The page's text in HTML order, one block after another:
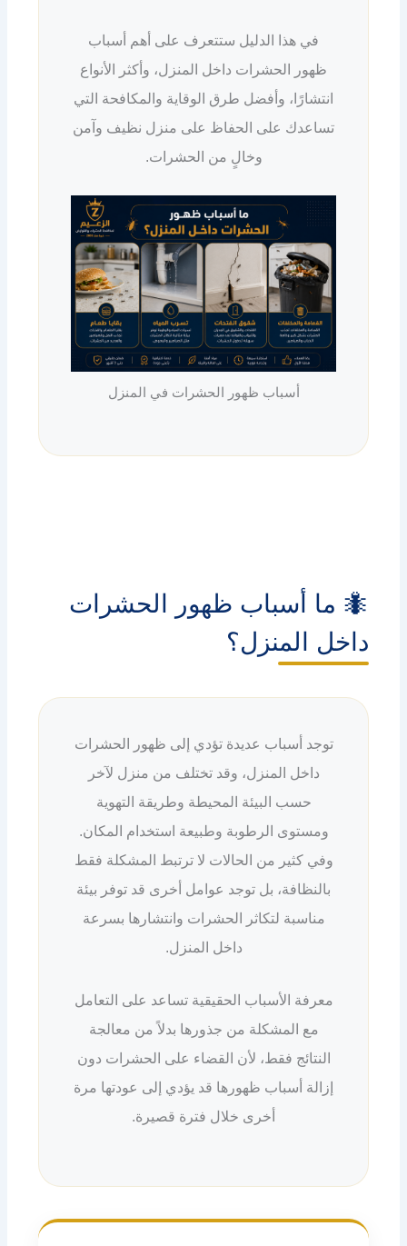
في هذا الدليل ستتعرف على أهم أسباب
ظهور الحشرات داخل المنزل، وأكثر الأنواع
انتشارًا، وأفضل طرق الوقاية والمكافحة التي
تساعدك على الحفاظ على منزل نظيف وآمن
وخالٍ من الحشرات.
أسباب ظهور الحشرات في المنزل
🐜 ما أسباب ظهور الحشرات
داخل المنزل؟
توجد أسباب عديدة تؤدي إلى ظهور الحشرات
داخل المنزل، وقد تختلف من منزل لآخر
حسب البيئة المحيطة وطريقة التهوية
ومستوى الرطوبة وطبيعة استخدام المكان.
وفي كثير من الحالات لا ترتبط المشكلة فقط
بالنظافة، بل توجد عوامل أخرى قد توفر بيئة
مناسبة لتكاثر الحشرات وانتشارها بسرعة
داخل المنزل.
معرفة الأسباب الحقيقية تساعد على التعامل
مع المشكلة من جذورها بدلاً من معالجة
النتائج فقط، لأن القضاء على الحشرات دون
إزالة أسباب ظهورها قد يؤدي إلى عودتها مرة
أخرى خلال فترة قصيرة.